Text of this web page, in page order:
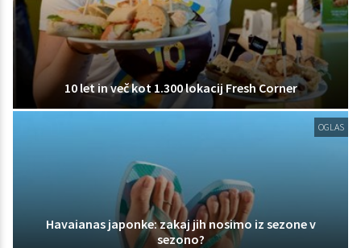
10 let in več kot 1.300 lokacij Fresh Corner
OGLAS
Havaianas japonke: zakaj jih nosimo iz sezone v
sezono?